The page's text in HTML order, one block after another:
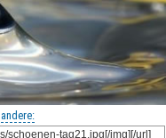
andere: